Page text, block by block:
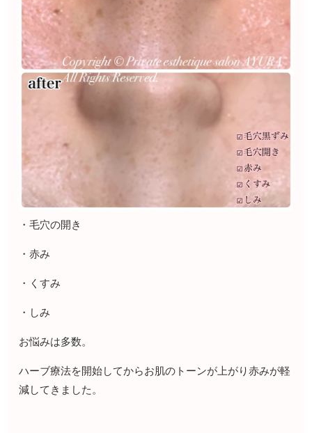
・毛穴の開き
・赤み
・くすみ
・しみ
お悩みは多数。
ハーブ療法を開始してからお肌のトーンが上がり赤みが軽
減してきました。